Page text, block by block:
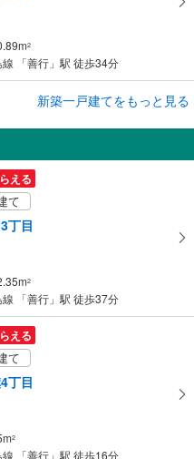
2
「善行」駅 徒歩34分
目
「善行」駅 徒歩34分
新築一戸建てをもっと見る
える
て
丁目
2
「善行」駅 徒歩37分
える
て
丁目
2
「善行」駅 徒歩16分